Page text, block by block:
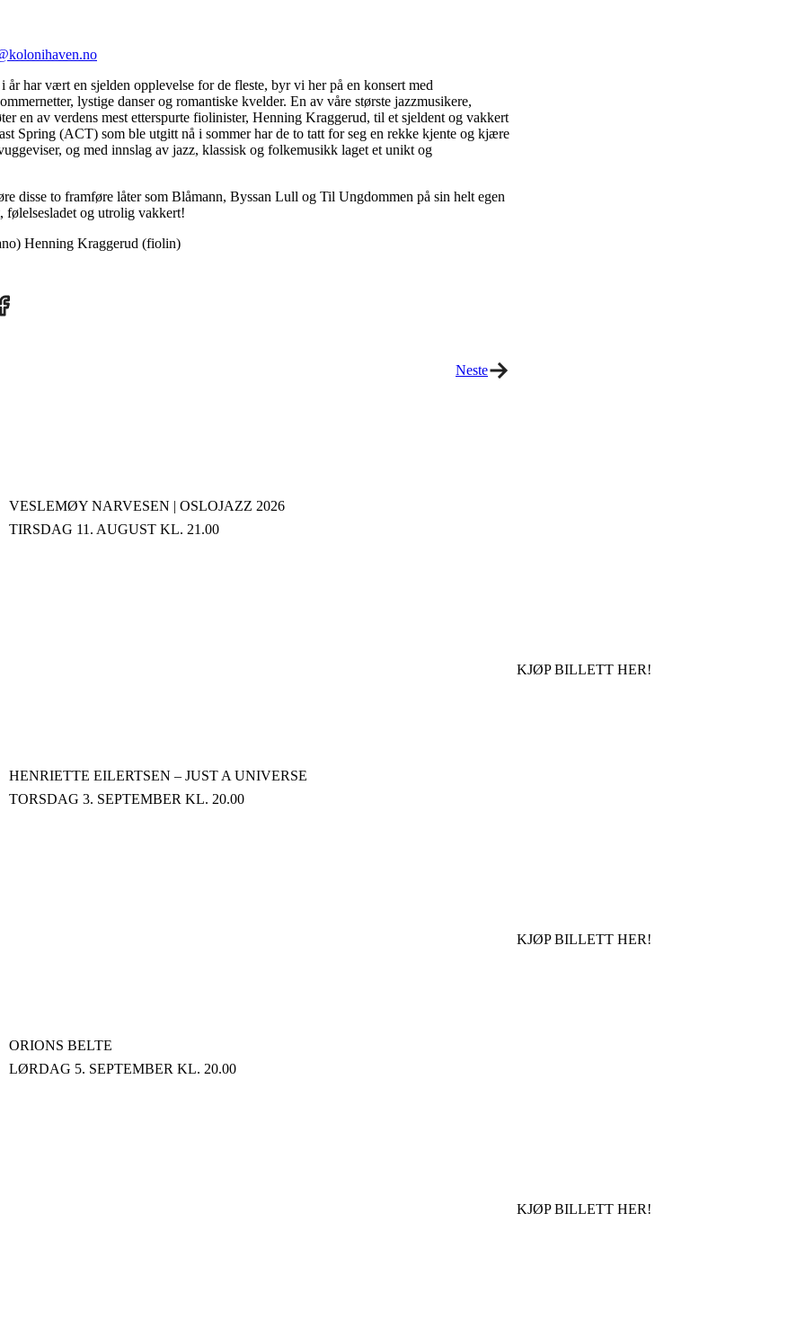
år har vært en sjelden opplevelse for de fleste, byr vi her på en konsert med
lystige danser og romantiske kvelder. En av våre største jazzmusikere,
en av verdens mest etterspurte fiolinister, Henning Kraggerud, til et sjeldent og vakkert
Spring (ACT) som ble utgitt nå i sommer har de to tatt for seg en rekke kjente og kjære
og med innslag av jazz, klassisk og folkemusikk laget et unikt og
disse to framføre låter som Blåmann, Byssan Lull og Til Ungdommen på sin helt egen
følelsesladet og utrolig vakkert!
Henning Kraggerud (fiolin)
on
Neste
VESLEMØY NARVESEN | OSLOJAZZ 2026
TIRSDAG 11. AUGUST KL. 21.00
KJØP BILLETT HER!
­HENRIETTE EILERTSEN – JUST A UNIVERSE­
TORSDAG 3. SEPTEMBER KL. 20.00
KJØP BILLETT HER!
ORIONS BELTE
LØRDAG 5. SEPTEMBER KL. 20.00
KJØP BILLETT HER!